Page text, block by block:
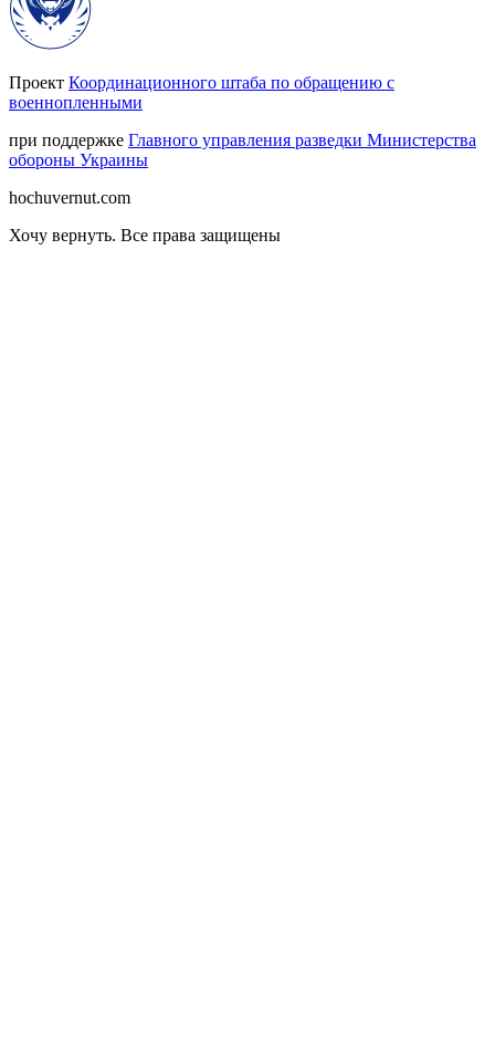
Проект Координационного штаба по обращению с
военнопленными
при поддержке Главного управления разведки Министерства
обороны Украины
hochuvernut.com
Хочу вернуть. Все права защищены